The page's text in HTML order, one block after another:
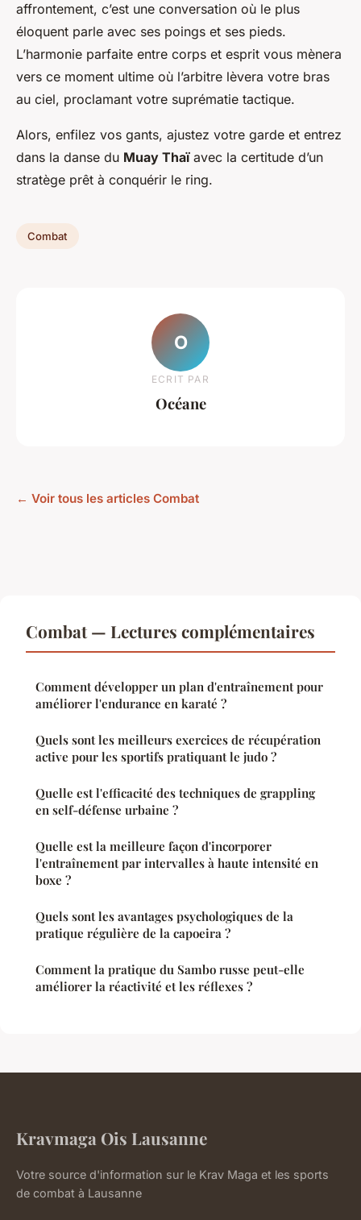
affrontement, c’est une conversation où le plus
éloquent parle avec ses poings et ses pieds.
L’harmonie parfaite entre corps et esprit vous mènera
vers ce moment ultime où l’arbitre lèvera votre bras
au ciel, proclamant votre suprématie tactique.
Alors, enfilez vos gants, ajustez votre garde et entrez
dans la danse du Muay Thaïavec la certitude d’un
stratège prêt à conquérir le ring.
Combat
O
ECRIT PAR
Océane
← Voir tous les articles Combat
Combat — Lectures complémentaires
Comment développer un plan d'entraînement pour
améliorer l'endurance en karaté ?
Quels sont les meilleurs exercices de récupération
active pour les sportifs pratiquant le judo ?
Quelle est l'efficacité des techniques de grappling
en self-défense urbaine ?
Quelle est la meilleure façon d'incorporer
l'entraînement par intervalles à haute intensité en
boxe ?
Quels sont les avantages psychologiques de la
pratique régulière de la capoeira ?
Comment la pratique du Sambo russe peut-elle
améliorer la réactivité et les réflexes ?
Kravmaga Ois Lausanne
Votre source d'information sur le Krav Maga et les sports
de combat à Lausanne